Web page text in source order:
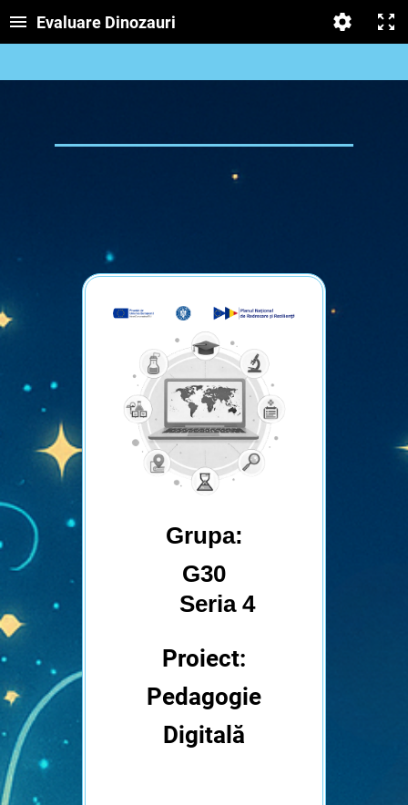
Evaluare Dinozauri
Grupa:
G30
Seria 4
Proiect:
Pedagogie
Digitală